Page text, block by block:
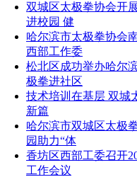
双城区太极拳协会开
进校园 健
哈尔滨市太极拳协会
西部工作委
松北区成功举办哈尔
极拳进社区
技术培训在基层 双城
新篇
哈尔滨市双城区太极
园助力“体
香坊区西部工委召开
工作会议